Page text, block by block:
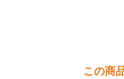
この商